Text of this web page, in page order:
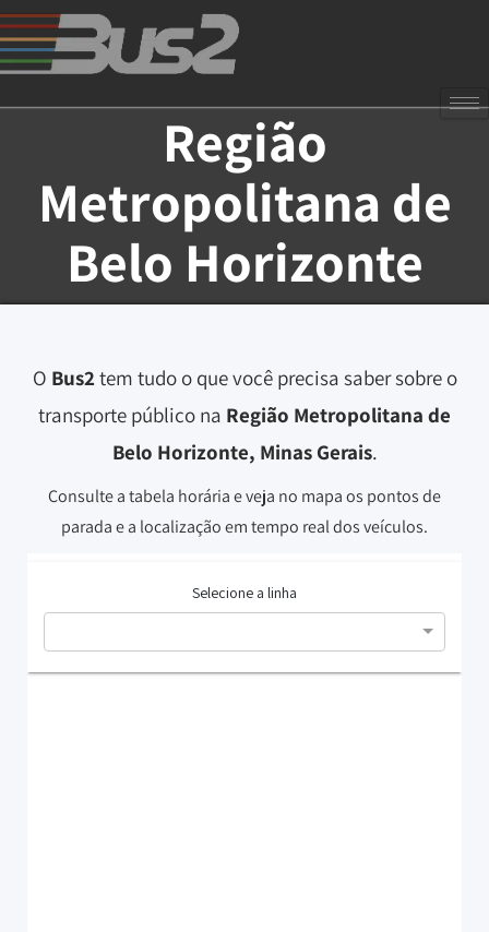
Região
Metropolitana de
Belo Horizonte
O Bus2 tem tudo o que você precisa saber sobre o
transporte público na Região Metropolitana de
Belo Horizonte, Minas Gerais.
Consulte a tabela horária e veja no mapa os pontos de
parada e a localização em tempo real dos veículos.